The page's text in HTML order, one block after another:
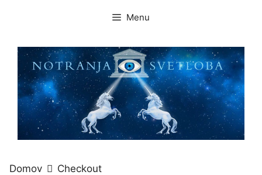
Menu
Domov Checkout